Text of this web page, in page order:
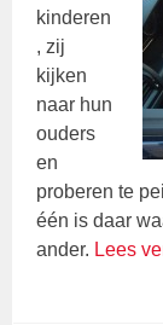
kinderen
, zij
kijken
naar hun
ouders
en
proberen te
één is daar
ander. Lees